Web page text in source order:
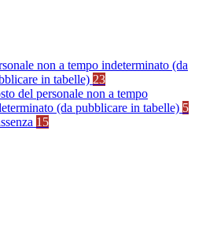
non a tempo indeterminato (da
in tabelle) 23
del personale non a tempo
(da pubblicare in tabelle) 5
15